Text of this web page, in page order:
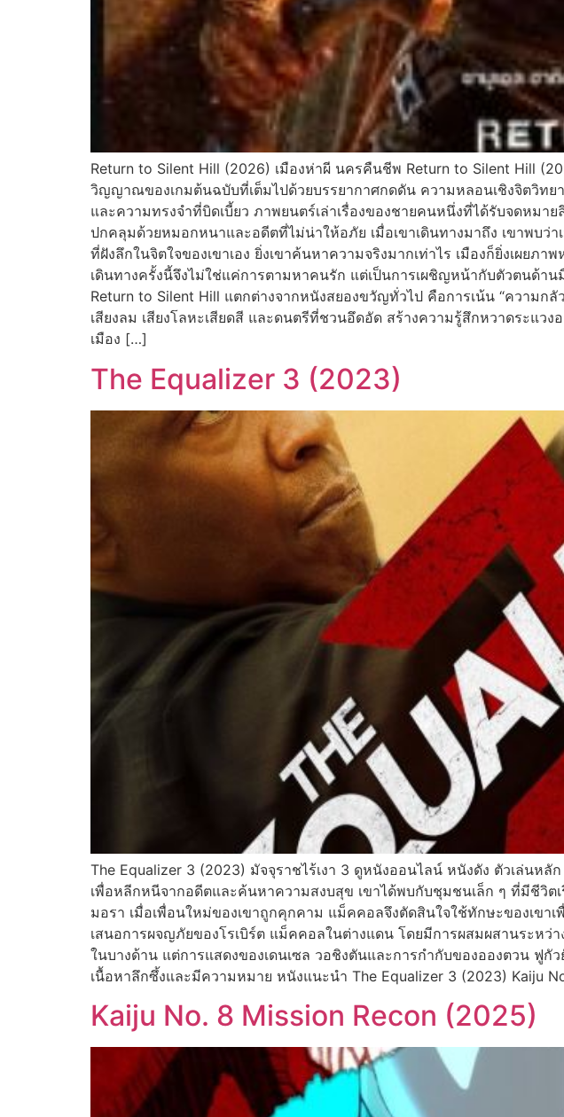
Return to Silent Hill (2026) เมืองห่าผี นครคืนชีพ Return to Silent Hill
วิญญาณของเกมต้นฉบับที่เต็มไปด้วยบรรยากาศกดดัน ความหลอนเชิงจิตวิทย
และความทรงจำที่บิดเบี้ยว ภาพยนตร์เล่าเรื่องของชายคนหนึ่งที่ได้รับจดหมา
ปกคลุมด้วยหมอกหนาและอดีตที่ไม่น่าให้อภัย เมื่อเขาเดินทางมาถึง เขาพบว่
ที่ฝังลึกในจิตใจของเขาเอง ยิ่งเขาค้นหาความจริงมากเท่าไร เมืองก็ยิ่งเผย
เดินทางครั้งนี้จึงไม่ใช่แค่การตามหาคนรัก แต่เป็นการเผชิญหน้ากับตัวตนด้
Return to Silent Hill แตกต่างจากหนังสยองขวัญทั่วไป คือการเน้น “ความก
เสียงลม เสียงโลหะเสียดสี และดนตรีที่ชวนอึดอัด สร้างความรู้สึกหวาดระแ
เมือง […]
The Equalizer 3 (2023)
The Equalizer 3 (2023) มัจจุราชไร้เงา 3 ดูหนังออนไลน์ หนังดัง ตัวเล่นห
เพื่อหลีกหนีจากอดีตและค้นหาความสงบสุข เขาได้พบกับชุมชนเล็ก ๆ ที่มีชีวิ
มอรา เมื่อเพื่อนใหม่ของเขาถูกคุกคาม แม็คคอลจึงตัดสินใจใช้ทักษะของเข
เสนอการผจญภัยของโรเบิร์ต แม็คคอลในต่างแดน โดยมีการผสมผสานระห
ในบางด้าน แต่การแสดงของเดนเซล วอชิงตันและการกำกับของอองตวน ฟู
เนื้อหาลึกซึ้งและมีความหมาย หนังแนะนำ The Equalizer 3 (2023) Kaiju
Kaiju No. 8 Mission Recon (2025)